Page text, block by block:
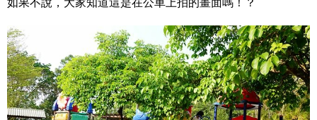
如果不說，大家知道這是在公車上拍的畫面嗎！？